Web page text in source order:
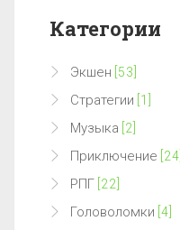
Категории
Экшен [53]
Стратегии [1]
Музыка [2]
Приключение [24]
РПГ [22]
Головоломки [4]